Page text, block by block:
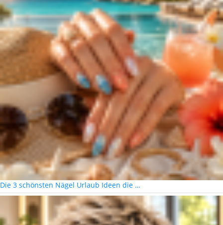
Die 3 schönsten Nägel Urlaub Ideen die …